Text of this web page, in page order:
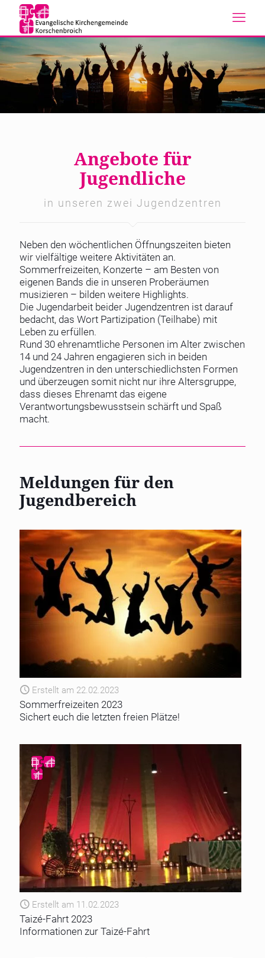
Angebote für
Jugendliche
in unseren zwei Jugendzentren
Neben den wöchentlichen Öffnungszeiten bieten
wir vielfältige weitere Aktivitäten an.
Sommerfreizeiten, Konzerte – am Besten von
eigenen Bands die in unseren Proberäumen
musizieren – bilden weitere Highlights.
Die Jugendarbeit beider Jugendzentren ist darauf
bedacht, das Wort Partizipation (Teilhabe) mit
Leben zu erfüllen.
Rund 30 ehrenamtliche Personen im Alter zwischen
14 und 24 Jahren engagieren sich in beiden
Jugendzentren in den unterschiedlichsten Formen
und überzeugen somit nicht nur ihre Altersgruppe,
dass dieses Ehrenamt das eigene
Verantwortungsbewusstsein schärft und Spaß
macht.
Meldungen für den
Jugendbereich
Erstellt am 22.02.2023
Sommerfreizeiten 2023
Sichert euch die letzten freien Plätze!
Erstellt am 11.02.2023
Taizé-Fahrt 2023
Informationen zur Taizé-Fahrt